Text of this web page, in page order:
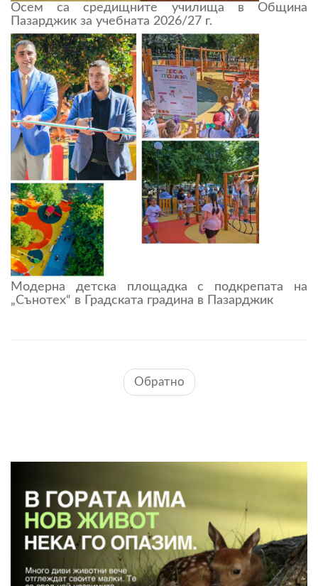
Осем са средищните училища в Община
Пазарджик за учебната 2026/27 г.
Модерна детска площадка с подкрепата на
„Сънотех“ в Градската градина в Пазарджик
Обратно